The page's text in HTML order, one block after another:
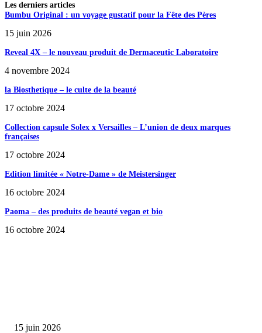
Les derniers articles
Bumbu Original : un voyage gustatif pour la Fête des Pères
15 juin 2026
Reveal 4X – le nouveau produit de Dermaceutic Laboratoire
4 novembre 2024
la Biosthetique – le culte de la beauté
17 octobre 2024
Collection capsule Solex x Versailles – L’union de deux marques
françaises
17 octobre 2024
Edition limitée « Notre-Dame » de Meistersinger
16 octobre 2024
Paoma – des produits de beauté vegan et bio
16 octobre 2024
15 juin 2026